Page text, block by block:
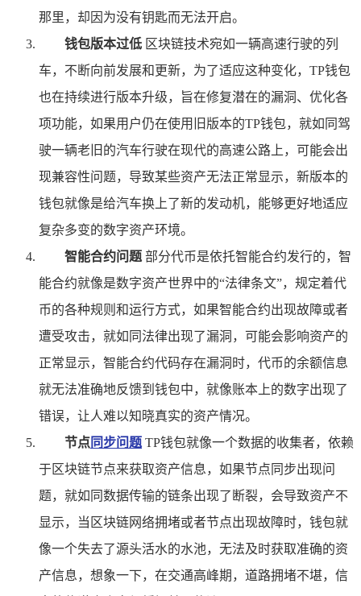
那里，却因为没有钥匙而无法开启。
钱包版本过低 区块链技术宛如一辆高速行驶的列
车，不断向前发展和更新，为了适应这种变化，TP钱包
也在持续进行版本升级，旨在修复潜在的漏洞、优化各
项功能，如果用户仍在使用旧版本的TP钱包，就如同驾
驶一辆老旧的汽车行驶在现代的高速公路上，可能会出
现兼容性问题，导致某些资产无法正常显示，新版本的
钱包就像是给汽车换上了新的发动机，能够更好地适应
复杂多变的数字资产环境。
智能合约问题 部分代币是依托智能合约发行的，智
能合约就像是数字资产世界中的“法律条文”，规定着代
币的各种规则和运行方式，如果智能合约出现故障或者
遭受攻击，就如同法律出现了漏洞，可能会影响资产的
正常显示，智能合约代码存在漏洞时，代币的余额信息
就无法准确地反馈到钱包中，就像账本上的数字出现了
错误，让人难以知晓真实的资产情况。
节点同步问题 TP钱包就像一个数据的收集者，依赖
于区块链节点来获取资产信息，如果节点同步出现问
题，就如同数据传输的链条出现了断裂，会导致资产不
显示，当区块链网络拥堵或者节点出现故障时，钱包就
像一个失去了源头活水的水池，无法及时获取准确的资
产信息，想象一下，在交通高峰期，道路拥堵不堪，信